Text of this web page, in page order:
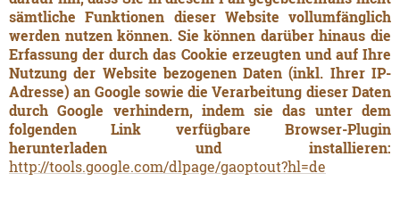
sämtliche Funktionen dieser Website vollumfänglich
werden nutzen können. Sie können darüber hinaus die
Erfassung der durch das Cookie erzeugten und auf Ihre
Nutzung der Website bezogenen Daten (inkl. Ihrer IP-
Adresse) an Google sowie die Verarbeitung dieser Daten
durch Google verhindern, indem sie das unter dem
folgenden Link verfügbare Browser-Plugin
herunterladen und installieren:
http://tools.google.com/dlpage/gaoptout?hl=de